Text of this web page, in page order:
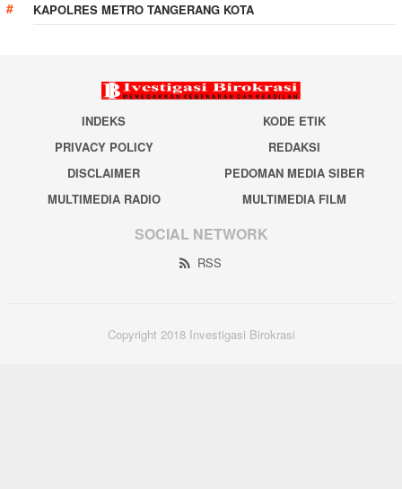
KAPOLRES METRO TANGERANG KOTA
INDEKS
KODE ETIK
PRIVACY POLICY
REDAKSI
DISCLAIMER
PEDOMAN MEDIA SIBER
MULTIMEDIA RADIO
MULTIMEDIA FILM
SOCIAL NETWORK
RSS
Copyright 2018 Investigasi Birokrasi